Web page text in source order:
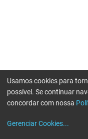
Usamos cookies para
possível. Se continuar
concordar com nossa
Gerenciar Cookies...
Erro ao enviar